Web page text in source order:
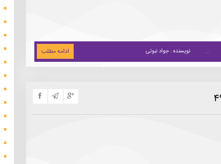
نویسنده : جواد نبوتی ادامه مطلب